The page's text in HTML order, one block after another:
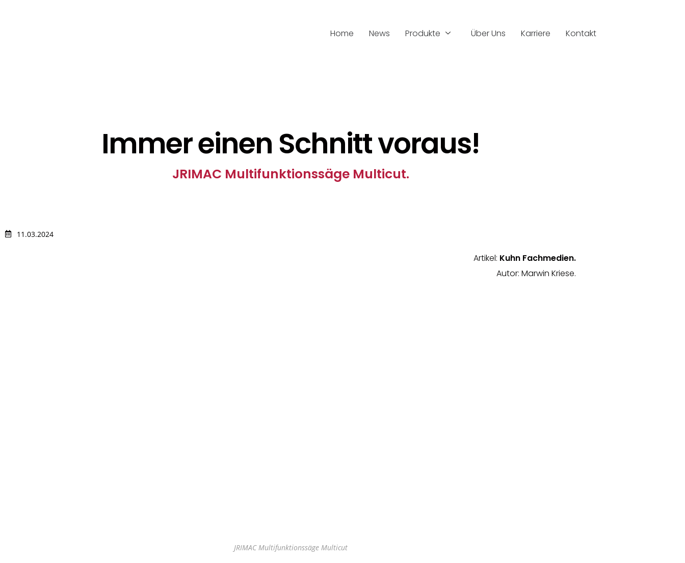
Home News Produkte Über Uns Karriere Kontakt
Immer einen Schnitt voraus!
JRIMAC Multifunktionssäge Multicut.
11.03.2024
Artikel: Kuhn Fachmedien.
Autor: Marwin Kriese.
JRIMAC Multifunktionssäge Multicut